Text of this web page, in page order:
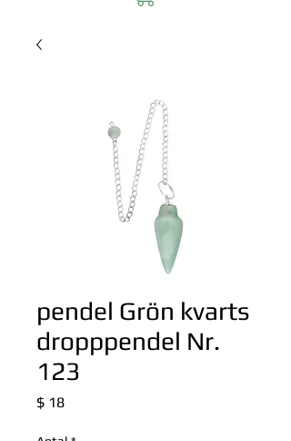
pendel Grön kvarts
dropppendel Nr.
123
$ 18Pris